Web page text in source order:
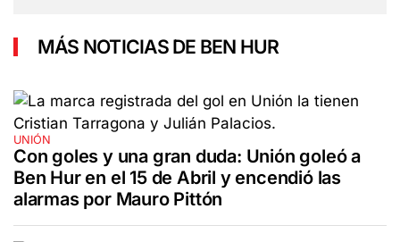
MÁS NOTICIAS DE BEN HUR
UNIÓN
Con goles y una gran duda: Unión goleó a
Ben Hur en el 15 de Abril y encendió las
alarmas por Mauro Pittón